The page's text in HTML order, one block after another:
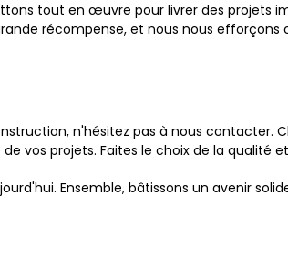
tout en œuvre pour livrer des projets
récompense, et nous nous
n'hésitez pas à nous contacter.
vos projets. Faites le choix de la qualité
Ensemble, bâtissons un avenir